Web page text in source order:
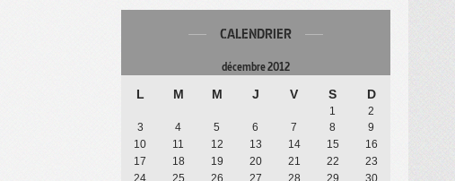
CALENDRIER
décembre 2012
L M M J V S D
1
2
3
4 5 6 7 8
9
10
11 12 13 14 15
16
17
18 19 20 21 22
23
24
25 26 27 28 29
30